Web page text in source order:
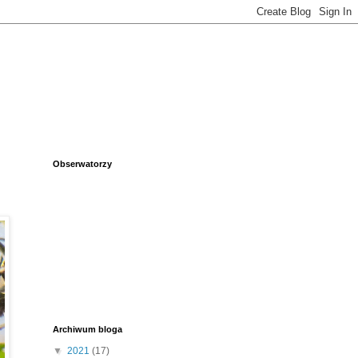
Obserwatorzy
Archiwum bloga
▼ 2021 (17)